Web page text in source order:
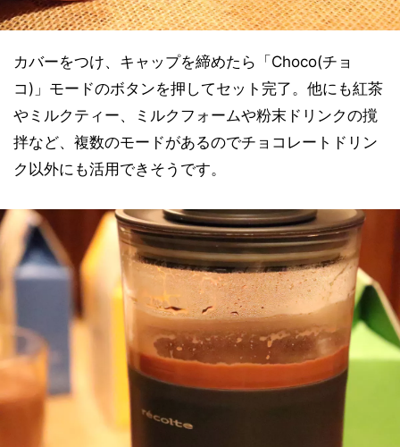
カバーをつけ、キャップを締めたら「Choco(チョ
コ)」モードのボタンを押してセット完了。他にも紅茶
やミルクティー、ミルクフォームや粉末ドリンクの撹
拌など、複数のモードがあるのでチョコレートドリン
ク以外にも活用できそうです。